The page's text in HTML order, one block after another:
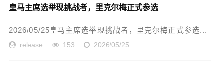
皇马主席选举现挑战者，里克尔梅正式参选
2026/05/25皇马主席选举现挑战者，里克尔梅正式参选...
release 153 2026/05/25